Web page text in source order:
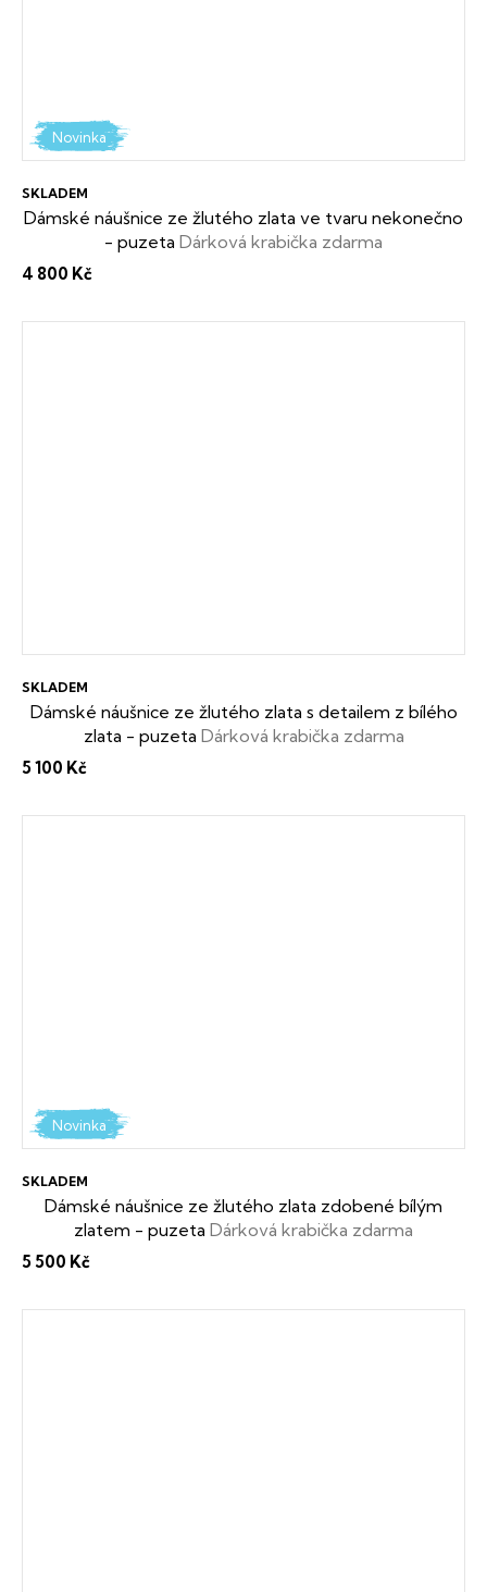
Novinka
Dámské náušnice ze žlutého zlata ve tvaru nekonečno
- puzeta Dárková krabička zdarma
SKLADEM
4 800 Kč
Dámské náušnice ze žlutého zlata s detailem z bílého
zlata - puzeta Dárková krabička zdarma
SKLADEM
5 100 Kč
Novinka
Dámské náušnice ze žlutého zlata zdobené bílým
zlatem - puzeta Dárková krabička zdarma
SKLADEM
5 500 Kč